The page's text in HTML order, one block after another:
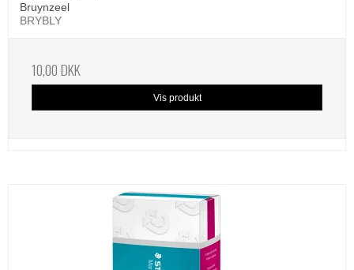
Bruynzeel
BRYBLY
10,00 DKK
Vis produkt